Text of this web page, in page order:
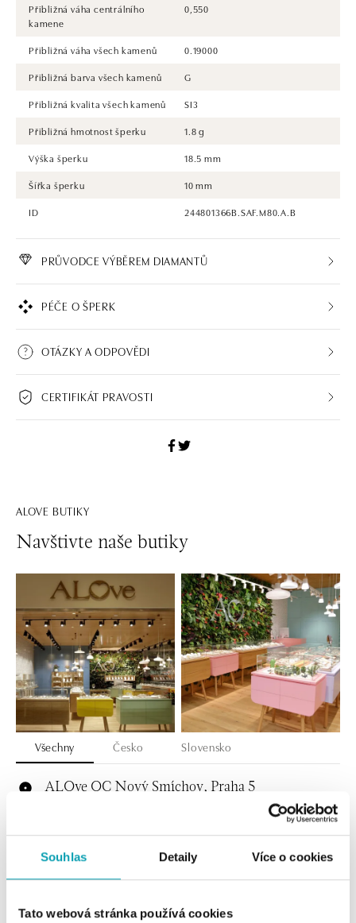
Souhlas Detaily Více o cookies
Tato webová stránka používá cookies
Přibližná váha centrálního
kamene
0,550
Přibližná váha všech kamenů
0.19000
Přibližná barva všech kamenů
G
Přibližná kvalita všech kamenů
SI3
Přibližná hmotnost šperku
1.8 g
Výška šperku
18.5 mm
Šířka šperku
10 mm
ID
244801366B.SAF.M80.A.B
PRŮVODCE VÝBĚREM DIAMANTŮ
PÉČE O ŠPERK
OTÁZKY A ODPOVĚDI
CERTIFIKÁT PRAVOSTI
ALOVE BUTIKY
Navštivte naše butiky
Všechny Česko Slovensko
ALOve OC Nový Smíchov, Praha 5
dnes otevřeno do 21:00
ALOve OC Olympia, Brno
U Dálnice 777, 664 42 Brno